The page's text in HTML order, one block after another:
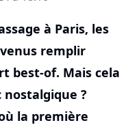
à Paris, les
remplir
best-of. Mais cela
?
la première